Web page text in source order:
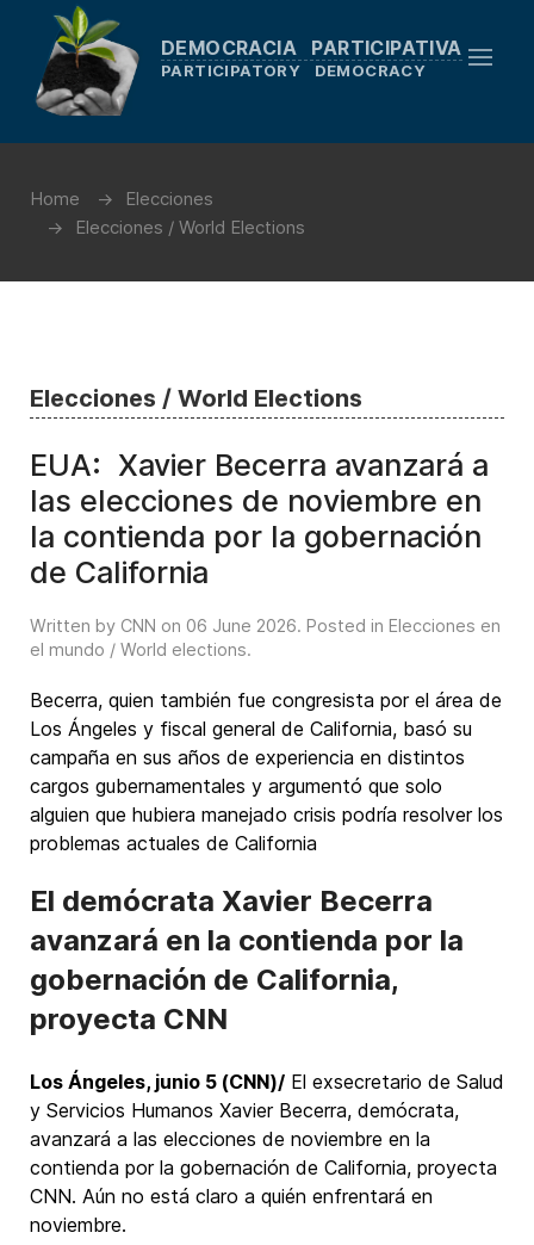
DEMOCRACIA PARTICIPATIVA
PARTICIPATORY DEMOCRACY
Home
Elecciones
Elecciones / World Elections
Elecciones / World Elections
EUA: Xavier Becerra avanzará a
las elecciones de noviembre en
la contienda por la gobernación
de California
Written by CNN on 06 June 2026. Posted in Elecciones en
el mundo / World elections.
Becerra, quien también fue congresista por el área de
Los Ángeles y fiscal general de California, basó su
campaña en sus años de experiencia en distintos
cargos gubernamentales y argumentó que solo
alguien que hubiera manejado crisis podría resolver los
problemas actuales de California
El demócrata Xavier Becerra
avanzará en la contienda por la
gobernación de California,
proyecta CNN
Los Ángeles, junio 5 (CNN)/ El exsecretario de Salud
y Servicios Humanos Xavier Becerra, demócrata,
avanzará a las elecciones de noviembre en la
contienda por la gobernación de California, proyecta
CNN. Aún no está claro a quién enfrentará en
noviembre.